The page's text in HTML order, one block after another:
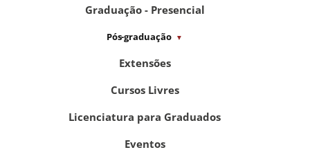
Graduação - Presencial
Pós-graduação
Extensões
Cursos Livres
Licenciatura para Graduados
Eventos